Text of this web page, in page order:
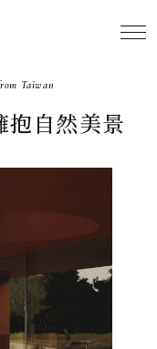
Taiwan
抱自然美景